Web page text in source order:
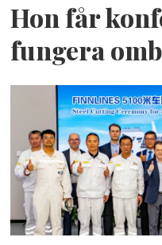
Hon får
fungera